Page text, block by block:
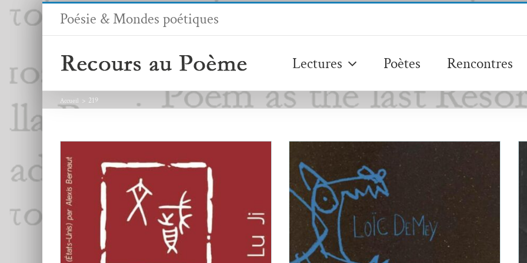
Passer
Poésie & Mondes poétiques
Lectures Poètes Rencontres
Accueil 219